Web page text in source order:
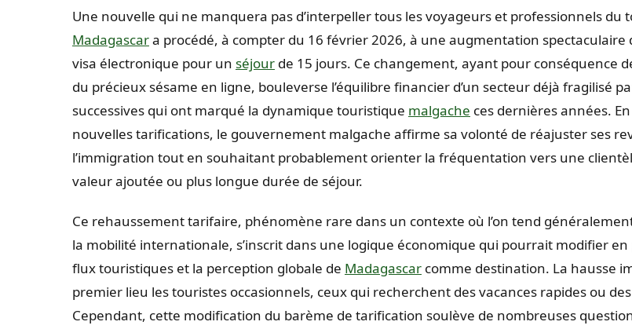
Une nouvelle qui ne manquera pas d’interpeller tous les voyageurs et professionnels du
Madagascara procédé, à compter du 16 février 2026, à une augmentation spectaculaire
visa électronique pour un séjour de 15 jours. Ce changement, ayant pour conséquence
du précieux sésame en ligne, bouleverse l’équilibre financier d’un secteur déjà fragilisé
successives qui ont marqué la dynamique touristique malgache ces dernières années.
nouvelles tarifications, le gouvernement malgache affirme sa volonté de réajuster ses
l’immigration tout en souhaitant probablement orienter la fréquentation vers une
valeur ajoutée ou plus longue durée de séjour.
Ce rehaussement tarifaire, phénomène rare dans un contexte où l’on tend
la mobilité internationale, s’inscrit dans une logique économique qui pourrait modifier
flux touristiques et la perception globale de Madagascar comme destination. La hausse
premier lieu les touristes occasionnels, ceux qui recherchent des vacances rapides ou
Cependant, cette modification du barème de tarification soulève de nombreuses